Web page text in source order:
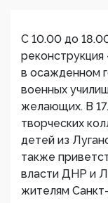
С 10.00 до
в осажденном
военных
желающих. В
творческих
детей из
также
власти ДНР и
жителям